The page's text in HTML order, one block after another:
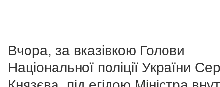
Вчора, за вказівкою Голови
Національної поліції України